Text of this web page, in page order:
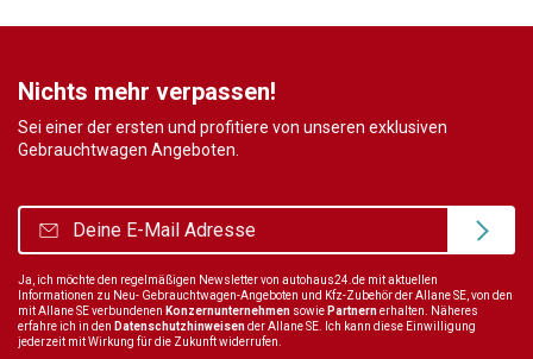
Nichts mehr verpassen!
Sei einer der ersten und profitiere von unseren exklusiven
Gebrauchtwagen Angeboten.
Ja, ich möchte den regelmäßigen Newsletter von autohaus24.de mit aktuellen
Informationen zu Neu- Gebrauchtwagen-Angeboten und Kfz-Zubehör der Allane SE, von den
mit Allane SE verbundenen Konzernunternehmen sowie Partnernerhalten. Näheres
erfahre ich in den Datenschutzhinweisender Allane SE. Ich kann diese Einwilligung
jederzeit mit Wirkung für die Zukunft widerrufen.